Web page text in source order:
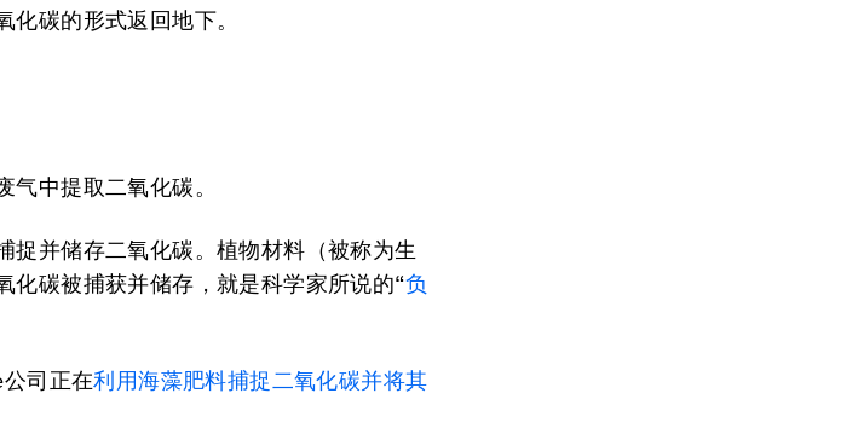
碳的形式返回地下。
中提取二氧化碳。
捉并储存二氧化碳。植物材料（被称为生
化碳被捕获并储存，就是科学家所说的“负
司正在利用海藻肥料捕捉二氧化碳并将其